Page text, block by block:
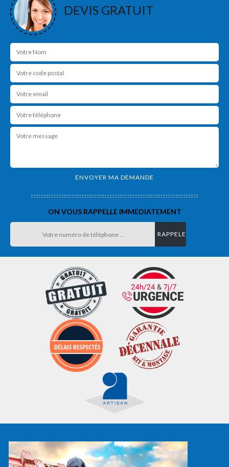
DEVIS GRATUIT
ON VOUS RAPPELLE IMMEDIATEMENT